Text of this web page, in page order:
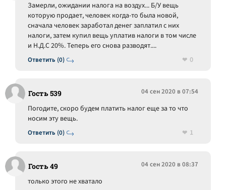
Ответить (0)
Замерли, ожидании налога на воздух... Б/У вещь
которую продает, человек когда-то была новой,
сначала человек заработал денег заплатил с них
налоги, затем купил вещь уплатив налоги в том числе
и Н.Д.С 20%. Теперь его снова разводят....
0
Гость 539 04 сен 2020 в 07:54
Ответить (0)
Погодите, скоро будем платить налог еще за то что
носим эту вещь.
1
Гость 49 04 сен 2020 в 08:37
только этого не хватало